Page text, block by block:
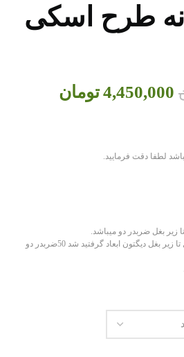
طرح اسکی
4,450,000تومان
لطفا دقت فرمایید.
زیر بغل ضربدر دو میباشد.
به طور مثال اگر از این زیر بغل تا زیر بغل دیگتون ابعاد گرفتید شد 50ضربدر دو